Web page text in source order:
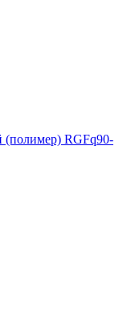
RGFq90-